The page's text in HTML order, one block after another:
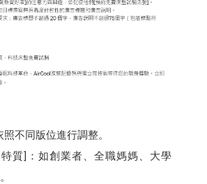
不同版位進行調整。
質]：如創業者、全職媽媽、大學